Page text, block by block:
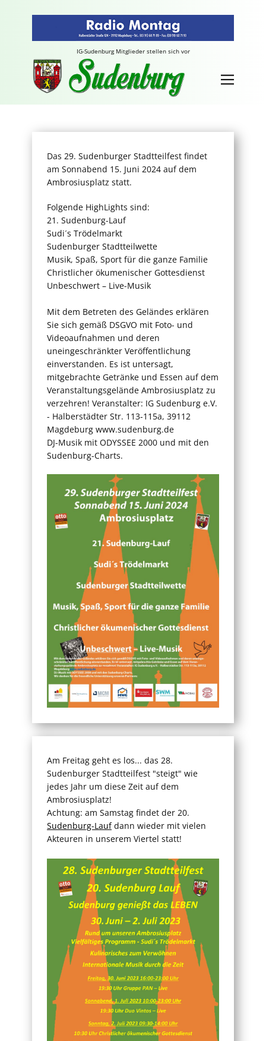
IG-Sudenburg Mitglieder stellen sich vor
Das 29. Sudenburger Stadtteilfest findet
am Sonnabend 15. Juni 2024 auf dem
Ambrosiusplatz statt.
Folgende HighLights sind:
21. Sudenburg-Lauf
Sudi´s Trödelmarkt
Sudenburger Stadtteilwette
Musik, Spaß, Sport für die ganze Familie
Christlicher ökumenischer Gottesdienst
Unbeschwert – Live-Musik
Mit dem Betreten des Geländes erklären
Sie sich gemäß DSGVO mit Foto- und
Videoaufnahmen und deren
uneingeschränkter Veröffentlichung
einverstanden. Es ist untersagt,
mitgebrachte Getränke und Essen auf dem
Veranstaltungsgelände Ambrosiusplatz zu
verzehren! Veranstalter: IG Sudenburg e.V.
- Halberstädter Str. 113-115a, 39112
Magdeburg www.sudenburg.de
DJ-Musik mit ODYSSEE 2000 und mit den
Sudenburg-Charts.
Am Freitag geht es los... das 28.
Sudenburger Stadtteilfest "steigt" wie
jedes Jahr um diese Zeit auf dem
Ambrosiusplatz!
Achtung: am Samstag findet der 20.
Sudenburg-Laufdann wieder mit vielen
Akteuren in unserem Viertel statt!